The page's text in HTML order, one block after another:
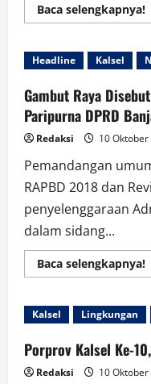
Baca selengkapnya!
Headline Kalsel
Gambut Raya
Paripurna DPRD
Redaksi 10
Pemandangan
RAPBD 2018 dan
penyelenggaraan
dalam sidang...
Baca selengkapnya!
Kalsel Lingkungan
Porprov Kalsel Ke-
Redaksi 10